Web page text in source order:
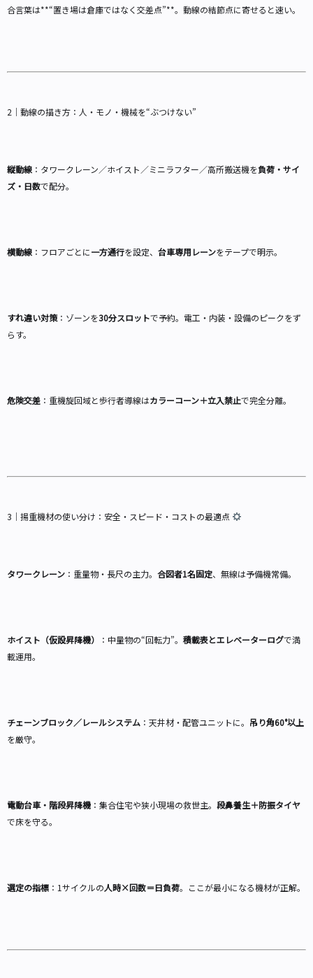
合言葉は**“置き場は倉庫ではなく交差点”**。動線の結節点に寄せると速い。
2｜動線の描き方：人・モノ・機械を“ぶつけない”
縦動線 ：タワークレーン／ホイスト／ミニラフター／高所搬送機を負荷・サイ
ズ・日数で配分。
横動線 ：フロアごとに一方通行を設定、 台車専用レーンをテープで明示。
すれ違い対策：ゾーンを30分スロットで予約。電工・内装・設備のピークをず
らす。
危険交差 ：重機旋回域と歩行者導線はカラーコーン＋立入禁止で完全分離。
3｜揚重機材の使い分け：安全・スピード・コストの最適点
タワークレーン ：重量物・長尺の主力。 合図者1名固定、無線は予備機常備。
ホイスト（仮設昇降機） ：中量物の“回転力”。 積載表とエレベーターログで満
載運用。
チェーンブロック／レールシステム ：天井材・配管ユニットに。 吊り角60°以上
を厳守。
電動台車・階段昇降機 ：集合住宅や狭小現場の救世主。 段鼻養生＋防振タイヤ
で床を守る。
選定の指標 ：1サイクルの人時×回数＝日負荷。ここが最小になる機材が正解。